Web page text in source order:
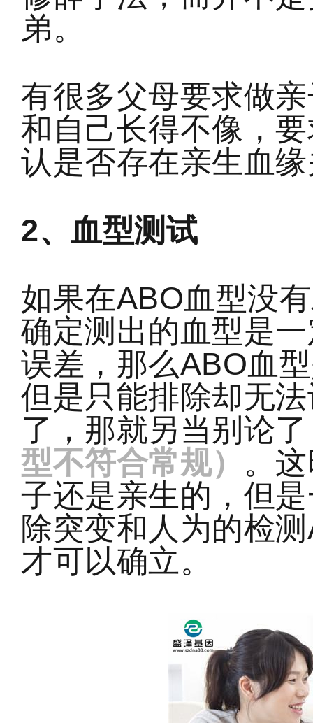
弟。
有很多父母要求做
和自己长得不像，
认是否存在亲生血
2、血型测试
如果在ABO血型没
确定测出的血型是
误差，那么ABO血
但是只能排除却无
了，那就另当别论了
型不符合常规） 。
子还是亲生的，但
除突变和人为的检
才可以确立。